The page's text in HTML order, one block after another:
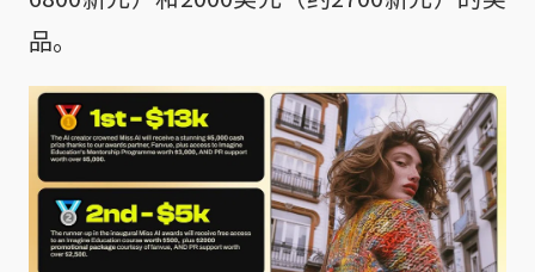
品。